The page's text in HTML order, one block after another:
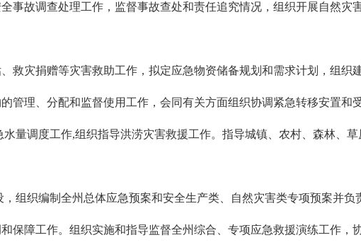
事故调查处理工作，监督事故查处和责任追究情况，组织开展自然灾
灾捐赠等灾害救助工作，拟定应急物资储备规划和需求计划，组织
管理、分配和监督使用工作，会同有关方面组织协调紧急转移安置和
量调度工作,组织指导洪涝灾害救援工作。指导城镇、农村、森林、
织编制全州总体应急预案和安全生产类、自然灾害类专项预案并负
保障工作。组织实施和指导监督全州综合、专项应急救援演练工作，